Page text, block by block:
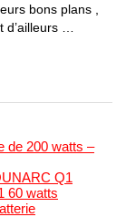
bons plans ,
…
de 200 watts –
Q1
60 watts